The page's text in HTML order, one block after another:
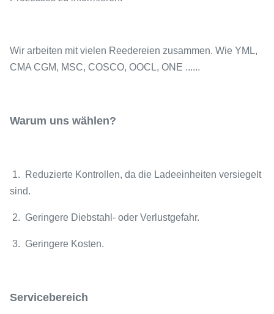
Wir arbeiten mit vielen Reedereien zusammen. Wie YML,
CMA CGM, MSC, COSCO, OOCL, ONE ......
Warum uns wählen?
1. Reduzierte Kontrollen, da die Ladeeinheiten versiegelt
sind.
2. Geringere Diebstahl- oder Verlustgefahr.
3. Geringere Kosten.
Servicebereich